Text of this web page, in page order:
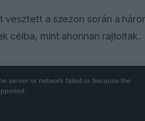
a szezon során a
célba, mint ahonnan rajtoltak.
server or network failed or because the